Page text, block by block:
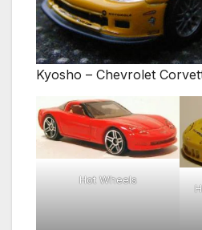
Kyosho – Chevrolet
Hot Wheels